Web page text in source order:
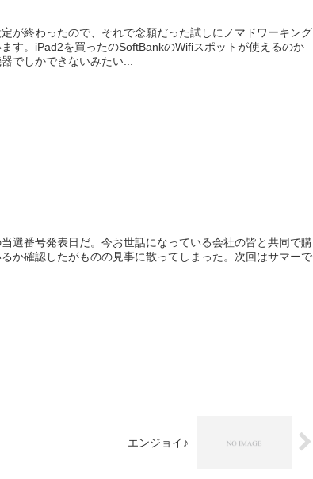
が終わったので、それで念願だった試しにノマドワーキング
す。iPad2を買ったのSoftBankのWifiスポットが使えるのか
でしかできないみたい...
選番号発表日だ。今お世話になっている会社の皆と共同で購
か確認したがものの見事に散ってしまった。次回はサマーで
エンジョイ♪